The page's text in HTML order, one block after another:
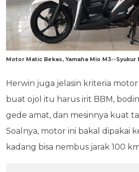
Motor Matic Bekas, Yamaha Mio M3--Syukur
Herwin juga jelasin kriteria motor
buat ojol itu harus irit BBM,
gede amat, dan mesinnya kuat
Soalnya, motor ini bakal dipakai
kadang bisa nembus jarak 100